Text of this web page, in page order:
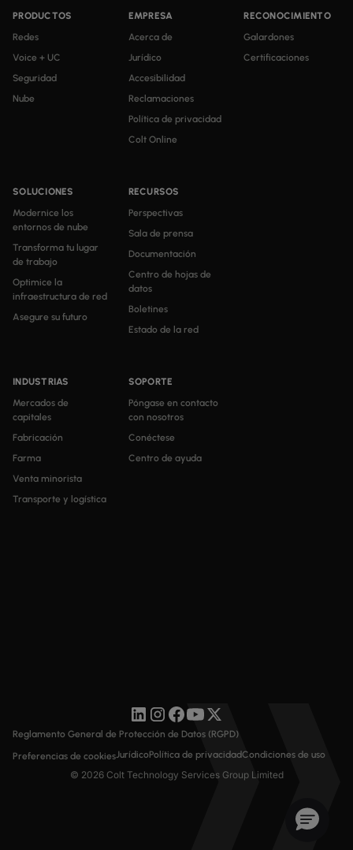
PRODUCTOS
Redes
Voice + UC
Seguridad
Nube
SOLUCIONES
Modernice los
entornos de nube
Transforma tu lugar
de trabajo
Optimice la
infraestructura de red
Asegure su futuro
INDUSTRIAS
Mercados de
capitales
Fabricación
Farma
Venta minorista
Transporte y logística
RECURSOS
Perspectivas
Sala de prensa
Documentación
Centro de hojas de
datos
Boletines
Estado de la red
EMPRESA
Acerca de
Jurídico
Accesibilidad
Reclamaciones
Política de privacidad
Colt Online
SOPORTE
Póngase en contacto
con nosotros
Conéctese
Centro de ayuda
RECONOCIMIENTO
Galardones
Certificaciones
© 2026 Colt Technology Services Group Limited
Reglamento General de Protección de Datos (RGPD)
Preferencias de cookiesJurídicoPolítica de privacidadCondiciones de uso